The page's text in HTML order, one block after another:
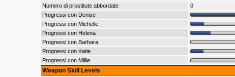
Numero di prostitute abbordate
0
Progressi con Denise
Progressi con Michelle
Progressi con Helena
Progressi con Barbara
Progressi con Katie
Progressi con Millie
Weapon Skill Levels